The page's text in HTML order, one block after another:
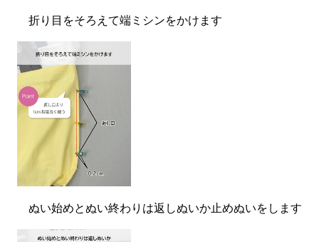
折り目をそろえて端ミシンをかけます
ぬい始めとぬい終わりは返しぬいか止めぬいをします